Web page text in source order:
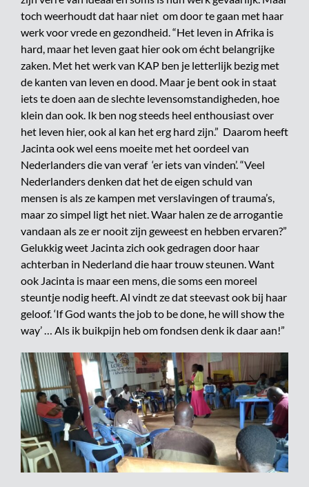
toch weerhoudt dat haar niet om door te gaan met haar
werk voor vrede en gezondheid. “Het leven in Afrika is
hard, maar het leven gaat hier ook om écht belangrijke
zaken. Met het werk van KAP ben je letterlijk bezig met
de kanten van leven en dood. Maar je bent ook in staat
iets te doen aan de slechte levensomstandigheden, hoe
klein dan ook. Ik ben nog steeds heel enthousiast over
het leven hier, ook al kan het erg hard zijn.” Daarom heeft
Jacinta ook wel eens moeite met het oordeel van
Nederlanders die van veraf ‘er iets van vinden’. “Veel
Nederlanders denken dat het de eigen schuld van
mensen is als ze kampen met verslavingen of trauma’s,
maar zo simpel ligt het niet. Waar halen ze de arrogantie
vandaan als ze er nooit zijn geweest en hebben ervaren?”
Gelukkig weet Jacinta zich ook gedragen door haar
achterban in Nederland die haar trouw steunen. Want
ook Jacinta is maar een mens, die soms een moreel
steuntje nodig heeft. Al vindt ze dat steevast ook bij haar
geloof. ‘If God wants the job to be done, he will show the
way’ … Als ik buikpijn heb om fondsen denk ik daar aan!”